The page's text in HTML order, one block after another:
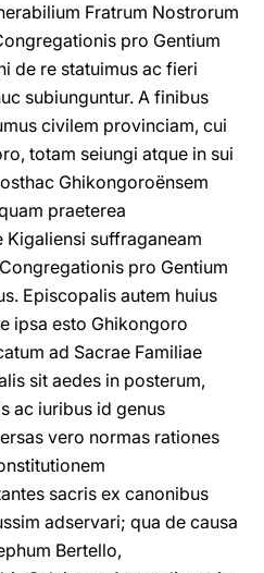
Fratrum Nostrorum
pro Gentium
de re statuimus ac fieri
subiunguntur. A finibus
civilem provinciam, cui
totam seiungi atque in sui
Ghikongoroënsem
praeterea
suffraganeam
pro Gentium
Episcopalis autem huius
ipsa esto Ghikongoro
ad Sacrae Familiae
sit aedes in posterum,
ac iuribus id genus
vero normas rationes
sacris ex canonibus
adservari; qua de causa
Bertello,